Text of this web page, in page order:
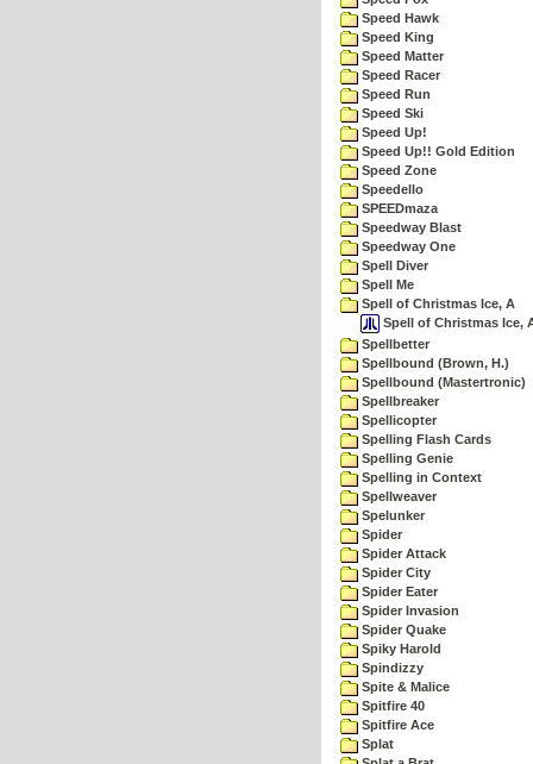
Speed Hawk
Speed King
Speed Matter
Speed Racer
Speed Run
Speed Ski
Speed Up!
Speed Up!! Gold Edition
Speed Zone
Speedello
SPEEDmaza
Speedway Blast
Speedway One
Spell Diver
Spell Me
Spell of Christmas Ice, A
Spell of Christmas Ice,
Spellbetter
Spellbound (Brown, H.)
Spellbound (Mastertronic)
Spellbreaker
Spellicopter
Spelling Flash Cards
Spelling Genie
Spelling in Context
Spellweaver
Spelunker
Spider
Spider Attack
Spider City
Spider Eater
Spider Invasion
Spider Quake
Spiky Harold
Spindizzy
Spite & Malice
Spitfire 40
Spitfire Ace
Splat